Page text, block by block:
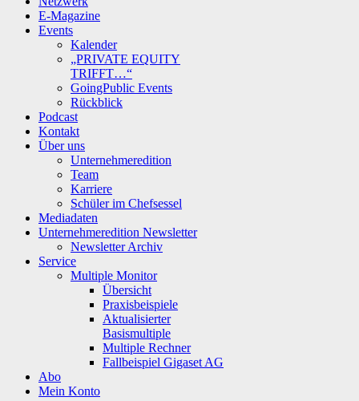
E-Magazine
Events
Kalender
„PRIVATE EQUITY
TRIFFT…“
GoingPublic Events
Rückblick
Podcast
Kontakt
Über uns
Unternehmeredition
Team
Karriere
Schüler im Chefsessel
Mediadaten
Unternehmeredition Newsletter
Newsletter Archiv
Service
Multiple Monitor
Übersicht
Praxisbeispiele
Aktualisierter
Basismultiple
Multiple Rechner
Fallbeispiel Gigaset AG
Abo
Mein Konto